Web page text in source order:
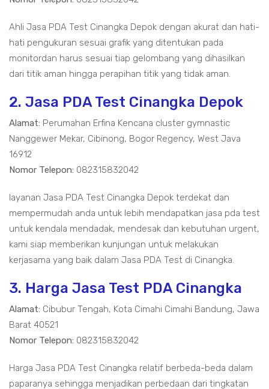
Ahli Jasa PDA Test Cinangka Depok dengan akurat dan hati-
hati pengukuran sesuai grafik yang ditentukan pada
monitordan harus sesuai tiap gelombang yang dihasilkan
dari titik aman hingga perapihan titik yang tidak aman.
2. Jasa PDA Test Cinangka Depok
Alamat: Perumahan Erfina Kencana cluster gymnastic
Nanggewer Mekar, Cibinong, Bogor Regency, West Java
16912
Nomor Telepon: 082315832042
layanan Jasa PDA Test Cinangka Depok terdekat dan
mempermudah anda untuk lebih mendapatkan jasa pda test
untuk kendala mendadak, mendesak dan kebutuhan urgent,
kami siap memberikan kunjungan untuk melakukan
kerjasama yang baik dalam Jasa PDA Test di Cinangka.
3. Harga Jasa Test PDA Cinangka
Alamat: Cibubur Tengah, Kota Cimahi Cimahi Bandung, Jawa
Barat 40521
Nomor Telepon: 082315832042
Harga Jasa PDA Test Cinangka relatif berbeda-beda dalam
paparanya sehingga menjadikan perbedaan dari tingkatan